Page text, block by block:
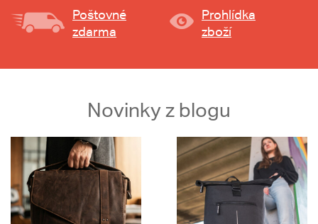
Poštovné
zdarma
Prohlídka
zboží
Novinky z blogu